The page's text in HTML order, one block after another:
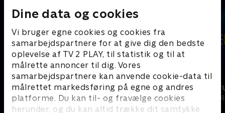
Dine data og cookies
Vi bruger egne cookies og cookies fra
samarbejdspartnere for at give dig den bedste
oplevelse af TV 2 PLAY, til statistik og til at
målrette annoncer til dig. Vores
samarbejdspartnere kan anvende cookie-data til
målrettet markedsføring på egne og andres
platforme. Du kan til- og fravælge cookies
herunder, og du kan altid trække dit samtykke
Grænsepatruljen USA
Dokumentar • 2 sæsoner Dokumentar •